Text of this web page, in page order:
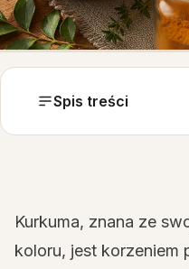
Spis treści
Kurkuma, znana ze
koloru, jest korzeniem